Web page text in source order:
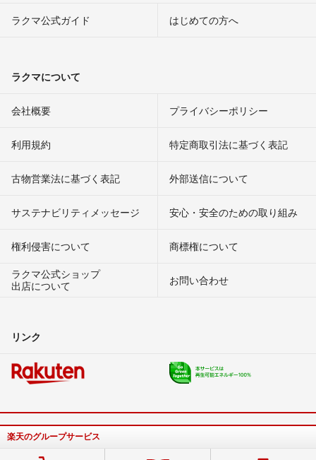
ラクマ公式ガイド はじめての方へ
ラクマについて
会社概要 プライバシーポリシー
利用規約 特定商取引法に基づく表記
古物営業法に基づく表記 外部送信について
サステナビリティメッセージ 安心・安全のための取り組み
権利侵害について
商標権について
ラクマ公式ショップ
出店について
お問い合わせ
リンク
楽天のグループサービス